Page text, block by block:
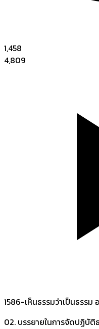
1,458
4,809
1586-เห็นธรรมว่าเป็นธรรม
02. บรรยายในการจัดปฏิบัติ